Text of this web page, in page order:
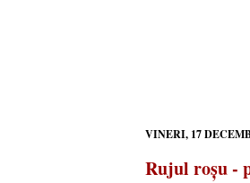
VINERI, 17
Rujul roșu -